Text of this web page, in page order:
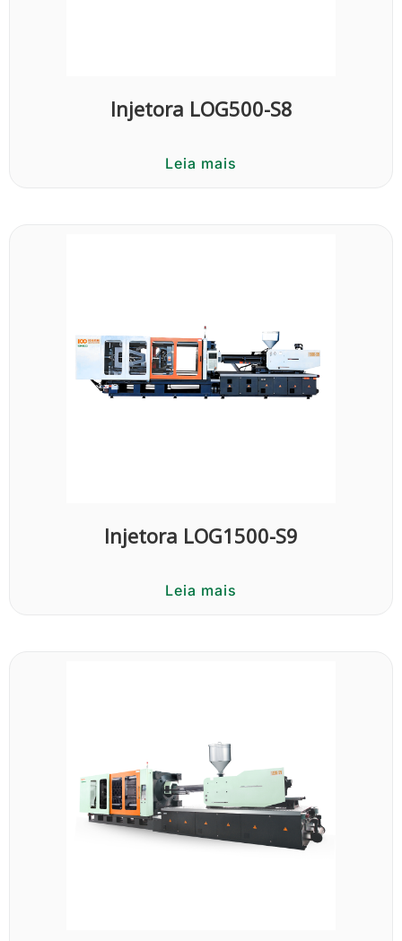
Injetora LOG500-S8
Leia mais
Injetora LOG1500-S9
Leia mais